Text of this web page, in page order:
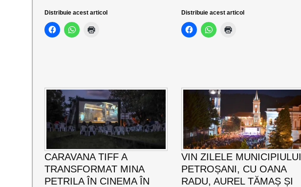
Distribuie acest articol Distribuie acest articol
CARAVANA TIFF A
TRANSFORMAT MINA
PETRILA ÎN CINEMA ÎN
VIN ZILELE MUNICIPIULUI
PETROȘANI, CU OANA
RADU, AUREL TĂMAȘ ȘI